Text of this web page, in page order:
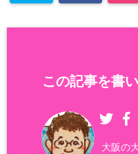
この記事を書
大阪の